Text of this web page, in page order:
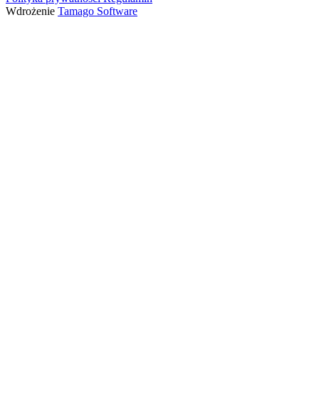
Wdrożenie Tamago Software